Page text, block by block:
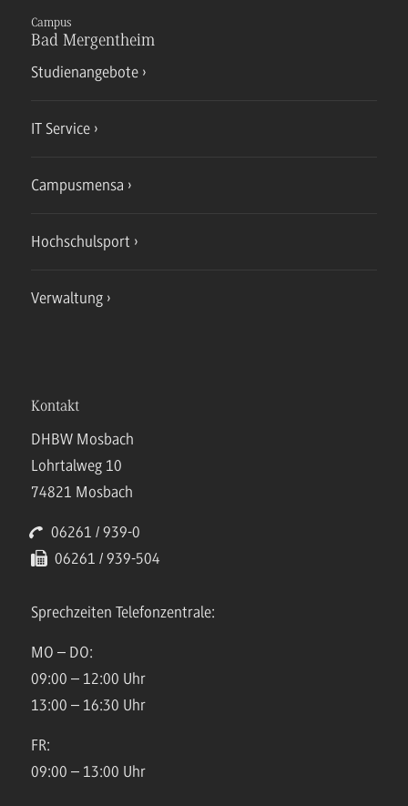
Campus
Bad Mergentheim
Studienangebote
IT Service
Campusmensa
Hochschulsport
Verwaltung
Kontakt
DHBW Mosbach
Lohrtalweg 10
74821 Mosbach
06261 / 939-0
06261 / 939-504
Sprechzeiten Telefonzentrale:
MO – DO:
09:00 – 12:00 Uhr
13:00 – 16:30 Uhr
FR:
09:00 – 13:00 Uhr